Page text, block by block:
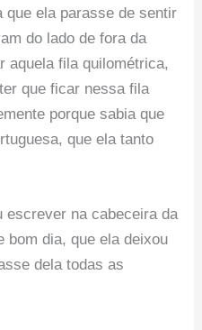
que ela parasse de sentir
do lado de fora da
aquela fila quilométrica,
que ficar nessa fila
porque sabia que
que ela tanto
escrever na cabeceira da
bom dia, que ela deixou
dela todas as